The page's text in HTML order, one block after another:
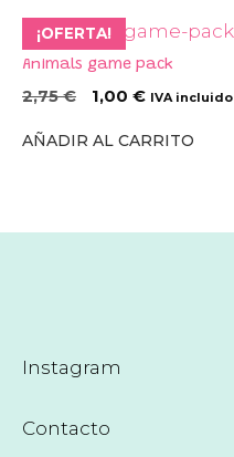
¡OFERTA!
Animals game pack
2,75€
El
original
1,00 €El
actual
IVA incluido
AÑADIR AL CARRITO
Instagram
Contacto